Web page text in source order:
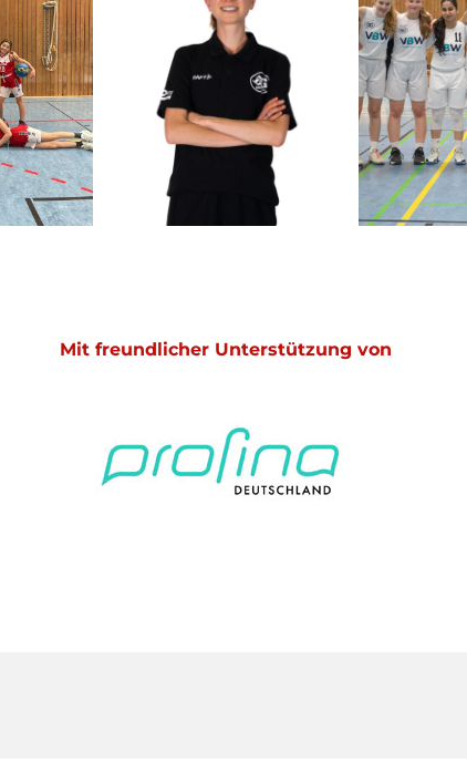
Mit freundlicher Unterstützung von